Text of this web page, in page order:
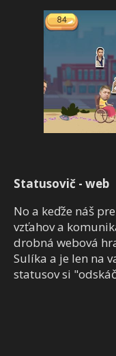
Statusovič - web
No a keďže náš
vzťahov a
drobná webová
Sulíka a je len na
statusov si